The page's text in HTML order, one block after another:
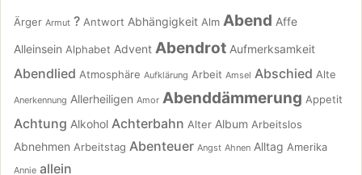
Ärger Armut ? Antwort Abhängigkeit Alm Abend Affe
Alleinsein Alphabet Advent Abendrot Aufmerksamkeit
Abendlied Atmosphäre Aufklärung Arbeit Amsel Abschied Alte
Anerkennung Allerheiligen Amor Abenddämmerung Appetit
Achtung Alkohol Achterbahn Alter Album Arbeitslos
Abnehmen Arbeitstag Abenteuer Angst Ahnen Alltag Amerika
Annie allein